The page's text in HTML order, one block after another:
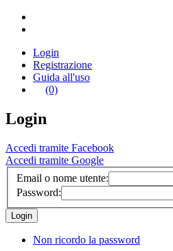
Login
Registrazione
Guida all'uso
(0)
Login
Accedi tramite Facebook
Accedi tramite Google
Email o nome utente:
Password:
Non ricordo la password